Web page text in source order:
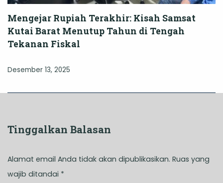
Mengejar Rupiah Terakhir: Kisah Samsat
Kutai Barat Menutup Tahun di Tengah
Tekanan Fiskal
Desember 13, 2025
Tinggalkan Balasan
Alamat email Anda tidak akan dipublikasikan. Ruas yang
wajib ditandai *